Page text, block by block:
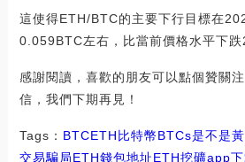
這使得ETH/BTC的主要下行目標在
0.059BTC左右，比當前價格水平下跌
感謝閱讀，喜歡的朋友可以點個贊關
信，我們下期再見！
Tags： BTCETH比特幣BTCs是不是黃
交易騙局ETH錢包地址ETH挖礦app